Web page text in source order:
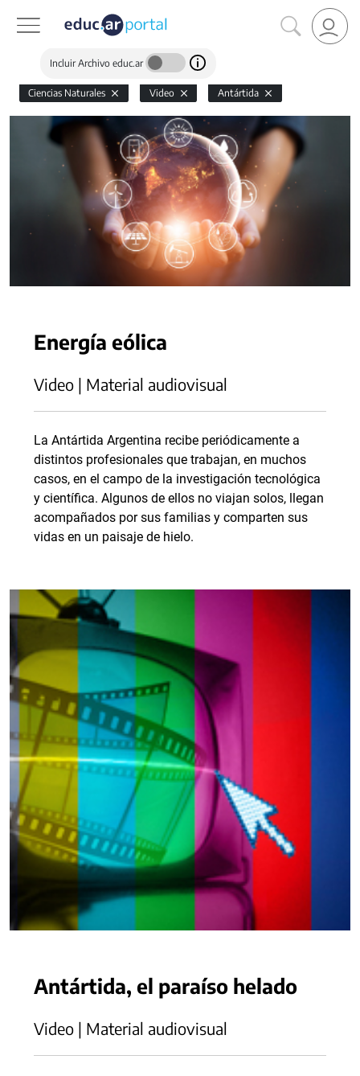
Incluir Archivo educ.ar
Ciencias Naturales Video Antártida
Energía eólica
Video | Material audiovisual
La Antártida Argentina recibe periódicamente a
distintos profesionales que trabajan, en muchos
casos, en el campo de la investigación tecnológica
y científica. Algunos de ellos no viajan solos, llegan
acompañados por sus familias y comparten sus
vidas en un paisaje de hielo.
Antártida, el paraíso helado
Video | Material audiovisual